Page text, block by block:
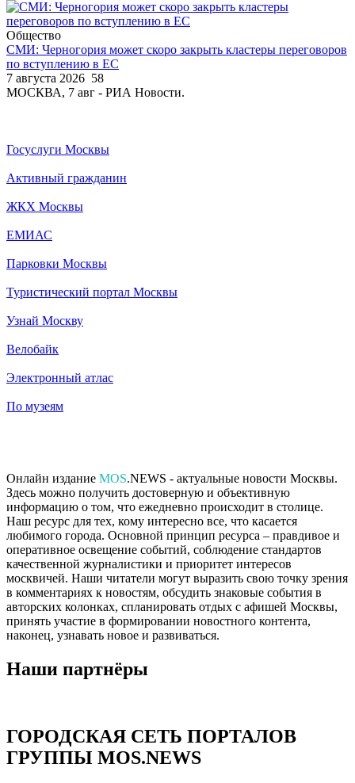
Общество
СМИ: Черногория может скоро закрыть кластеры переговоров
по вступлению в ЕС
7 августа 2026 58
МОСКВА, 7 авг - РИА Новости.
Госуслуги Москвы
Активный гражданин
ЖКХ Москвы
ЕМИАС
Парковки Москвы
Туристический портал Москвы
Узнай Москву
Велобайк
Электронный атлас
По музеям
Онлайн издание MOS.NEWS - актуальные новости Москвы.
Здесь можно получить достоверную и объективную
информацию о том, что ежедневно происходит в столице.
Наш ресурс для тех, кому интересно все, что касается
любимого города. Основной принцип ресурса – правдивое и
оперативное освещение событий, соблюдение стандартов
качественной журналистики и приоритет интересов
москвичей. Наши читатели могут выразить свою точку зрения
в комментариях к новостям, обсудить знаковые события в
авторских колонках, спланировать отдых с афишей Москвы,
принять участие в формировании новостного контента,
наконец, узнавать новое и развиваться.
Наши партнёры
ГОРОДСКАЯ СЕТЬ ПОРТАЛОВ
ГРУППЫ MOS.NEWS